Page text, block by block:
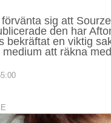
sig att
den har
bekräftat en viktig
medium att räkna